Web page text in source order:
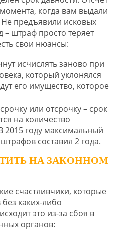
когда вам выдали
предъявили исковых
– штраф просто теряет
свои нюансы:
исчислять заново при
который уклонялся
его имущество, которое
или отсрочку – срок
на количество
2015 году максимальный
составил 2 года.
НА ЗАКОННОМ
счастливчики, которые
каких-либо
это из-за сбоя в
органов: